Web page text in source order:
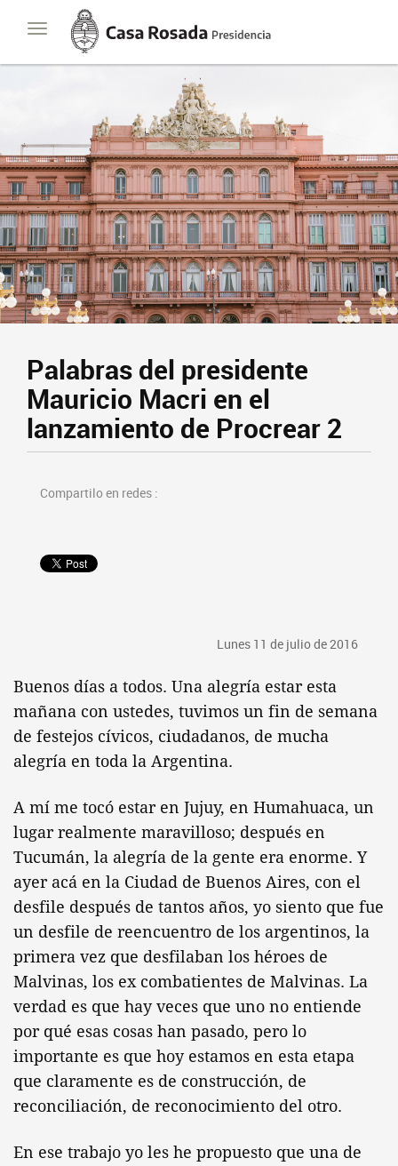
Toggle
navigation
Casa
Rosada
Presidencia
de
Palabras del presidente
Mauricio Macri en el
lanzamiento de Procrear 2
Compartilo en redes :
Lunes 11 de julio de 2016
Buenos días a todos. Una alegría estar esta
mañana con ustedes, tuvimos un fin de semana
de festejos cívicos, ciudadanos, de mucha
alegría en toda la Argentina.
A mí me tocó estar en Jujuy, en Humahuaca, un
lugar realmente maravilloso; después en
Tucumán, la alegría de la gente era enorme. Y
ayer acá en la Ciudad de Buenos Aires, con el
desfile después de tantos años, yo siento que fue
un desfile de reencuentro de los argentinos, la
primera vez que desfilaban los héroes de
Malvinas, los ex combatientes de Malvinas. La
verdad es que hay veces que uno no entiende
por qué esas cosas han pasado, pero lo
importante es que hoy estamos en esta etapa
que claramente es de construcción, de
reconciliación, de reconocimiento del otro.
En ese trabajo yo les he propuesto que una de